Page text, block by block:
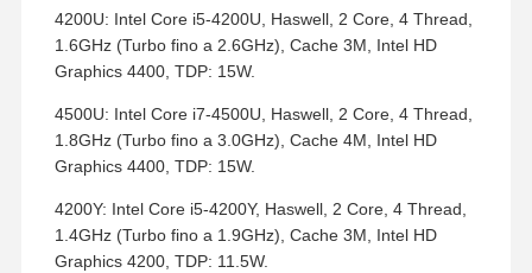
4200U: Intel Core i5-4200U, Haswell, 2 Core, 4 Thread,
1.6GHz (Turbo fino a 2.6GHz), Cache 3M, Intel HD
Graphics 4400, TDP: 15W.
4500U: Intel Core i7-4500U, Haswell, 2 Core, 4 Thread,
1.8GHz (Turbo fino a 3.0GHz), Cache 4M, Intel HD
Graphics 4400, TDP: 15W.
4200Y: Intel Core i5-4200Y, Haswell, 2 Core, 4 Thread,
1.4GHz (Turbo fino a 1.9GHz), Cache 3M, Intel HD
Graphics 4200, TDP: 11.5W.